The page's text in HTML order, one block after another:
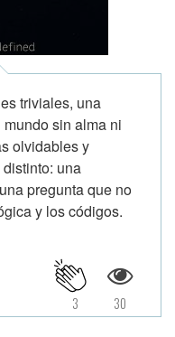
triviales, una
sin alma ni
olvidables y
una
pregunta que no
y los códigos.
30
3